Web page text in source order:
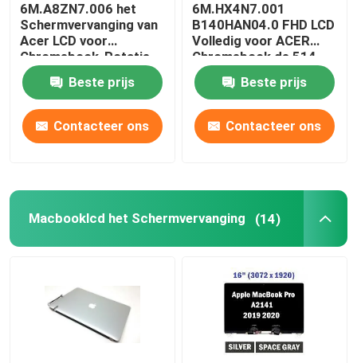
6M.A8ZN7.006 het
Schermvervanging van
Acer LCD voor
Chromebook-Rotatie
511 R753T 11,6 Duim
Beste prijs
Contacteer ons
6M.HX4N7.001
B140HAN04.0 FHD LCD
Volledig voor ACER
Chromebook de 514
cp514-1h-r4hq-V.S.
Beste prijs
Contacteer ons
Macbooklcd het Schermvervanging (14)